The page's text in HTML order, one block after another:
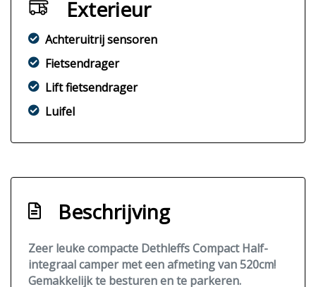
Exterieur
Achteruitrij sensoren
Fietsendrager
Lift fietsendrager
Luifel
Beschrijving
Zeer leuke compacte Dethleffs Compact Half-
integraal camper met een afmeting van 520cm!
Gemakkelijk te besturen en te parkeren.